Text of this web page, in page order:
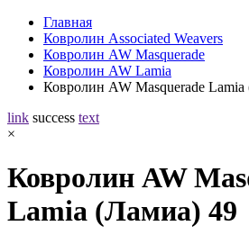
Главная
Ковролин Associated Weavers
Ковролин AW Masquerade
Ковролин AW Lamia
Ковролин AW Masquerade
link success text
×
Ковролин AW
Lamia (Ламиа) 49